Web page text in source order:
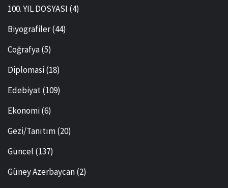
100. YIL DOSYASI (4)
Biyografiler(44)
Coğrafya(5)
Diplomasi(18)
Edebiyat(109)
Ekonomi(6)
Gezi/Tanıtım(20)
Güncel (137)
Güney Azerbaycan(2)